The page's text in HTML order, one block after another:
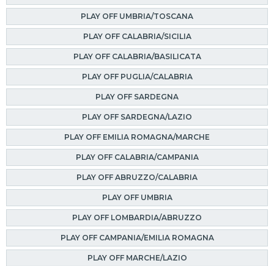
PLAY OFF UMBRIA/TOSCANA
PLAY OFF CALABRIA/SICILIA
PLAY OFF CALABRIA/BASILICATA
PLAY OFF PUGLIA/CALABRIA
PLAY OFF SARDEGNA
PLAY OFF SARDEGNA/LAZIO
PLAY OFF EMILIA ROMAGNA/MARCHE
PLAY OFF CALABRIA/CAMPANIA
PLAY OFF ABRUZZO/CALABRIA
PLAY OFF UMBRIA
PLAY OFF LOMBARDIA/ABRUZZO
PLAY OFF CAMPANIA/EMILIA ROMAGNA
PLAY OFF MARCHE/LAZIO